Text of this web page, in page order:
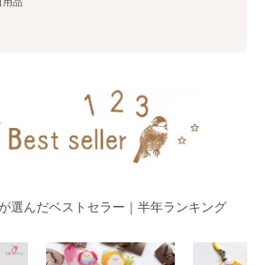
選んだベストセラー｜半年ランキング